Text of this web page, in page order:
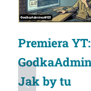
Premiera YT:
Jak by tu